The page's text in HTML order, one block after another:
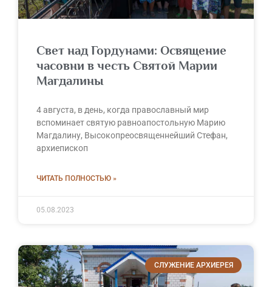
Свет над Гордунами: Освящение
часовни в честь Святой Марии
Магдалины
4 августа, в день, когда православный мир
вспоминает святую равноапостольную Марию
Магдалину, Высокопреосвященнейший Стефан,
архиепископ
ЧИТАТЬ ПОЛНОСТЬЮ »
05.08.2023
СЛУЖЕНИЕ АРХИЕРЕЯ